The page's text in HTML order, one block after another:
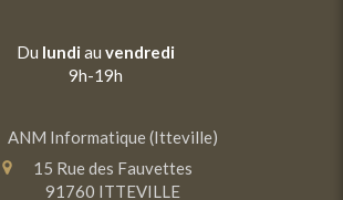
Du lundi au vendredi
9h-19h
ANM Informatique (Itteville)
15 Rue des Fauvettes
91760 ITTEVILLE